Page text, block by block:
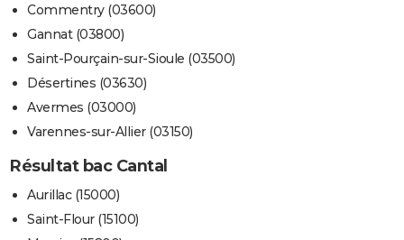
Commentry (03600)
Gannat (03800)
Saint-Pourçain-sur-Sioule (03500)
Désertines (03630)
Avermes (03000)
Varennes-sur-Allier (03150)
Résultat bac Cantal
Aurillac (15000)
Saint-Flour (15100)